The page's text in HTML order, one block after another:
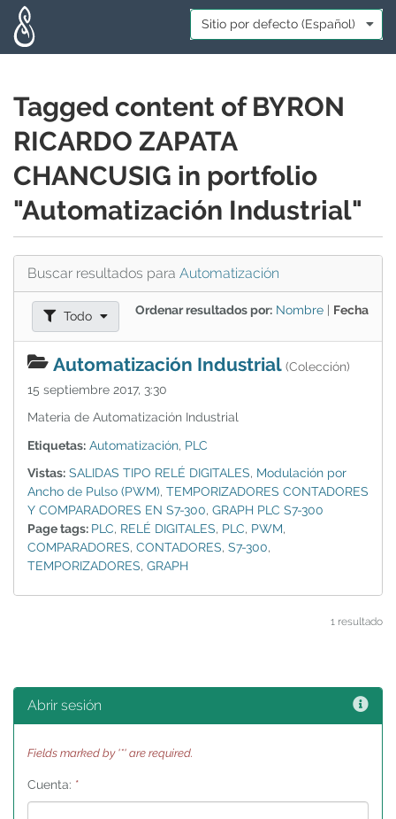
Idioma:
Tagged content of BYRON
RICARDO ZAPATA
CHANCUSIG in portfolio
"Automatización Industrial"
Buscar resultados para Automatización
Ordenar resultados por: Nombre | Fecha
Filtrar resultados como:
Todo
Automatización Industrial (Colección)
15 septiembre 2017, 3:30
Materia de Automatización Industrial
Etiquetas: Automatización, PLC
Vistas: SALIDAS TIPO RELÉ DIGITALES, Modulación por
Ancho de Pulso (PWM), TEMPORIZADORES CONTADORES
Y COMPARADORES EN S7-300, GRAPH PLC S7-300
Page tags: PLC, RELÉ DIGITALES, PLC, PWM,
COMPARADORES, CONTADORES, S7-300,
TEMPORIZADORES, GRAPH
1 resultado
Abrir sesión
Fields marked by '*' are required.
Cuenta: *